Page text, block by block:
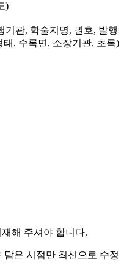
)
기관, 학술지명, 권호, 발행
, 수록면, 소장기관, 초록)
해 주셔야 합니다.
은 시점만 최신으로 수정